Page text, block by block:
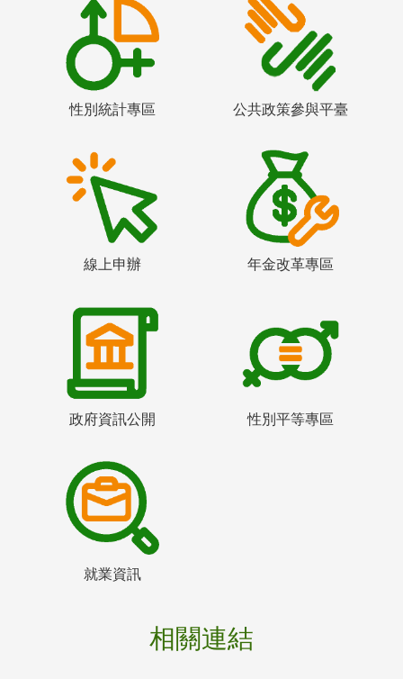
性別統計專區 公共政策參與平臺
線上申辦 年金改革專區
政府資訊公開 性別平等專區
就業資訊
相關連結